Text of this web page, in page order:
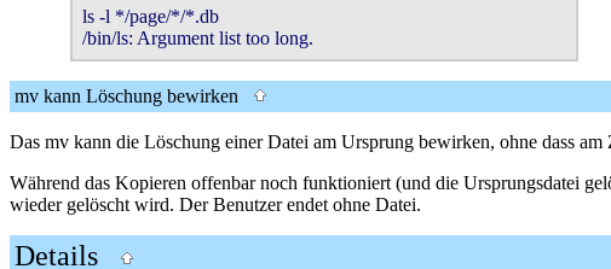
ls -l */page/*/*.db
/bin/ls: Argument list too long.
mv kann Löschung bewirken
Das mv kann die Löschung einer Datei am Ursprung bewirken, ohne dass
Während das Kopieren offenbar noch funktioniert (und die Ursprungsdatei
wieder gelöscht wird. Der Benutzer endet ohne Datei.
Details